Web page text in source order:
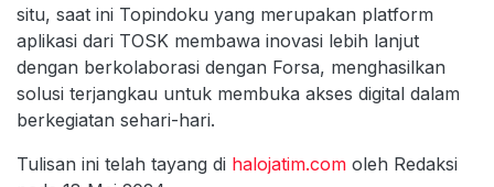
situ, saat ini Topindoku yang merupakan platform
aplikasi dari TOSK membawa inovasi lebih lanjut
dengan berkolaborasi dengan Forsa, menghasilkan
solusi terjangkau untuk membuka akses digital dalam
berkegiatan sehari-hari.
Tulisan ini telah tayang di halojatim.com oleh Redaksi